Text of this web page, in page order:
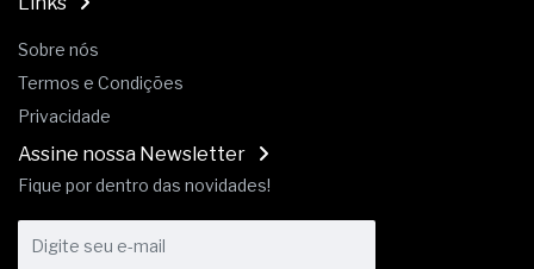
Sobre nós
Termos e Condições
Privacidade
Assine nossa Newsletter
Fique por dentro das novidades!